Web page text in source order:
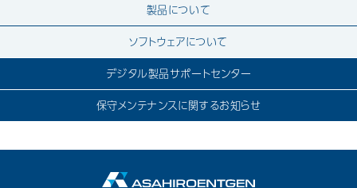
製品について
ソフトウェアについて
デジタル製品サポートセンター
保守メンテナンスに関するお知らせ